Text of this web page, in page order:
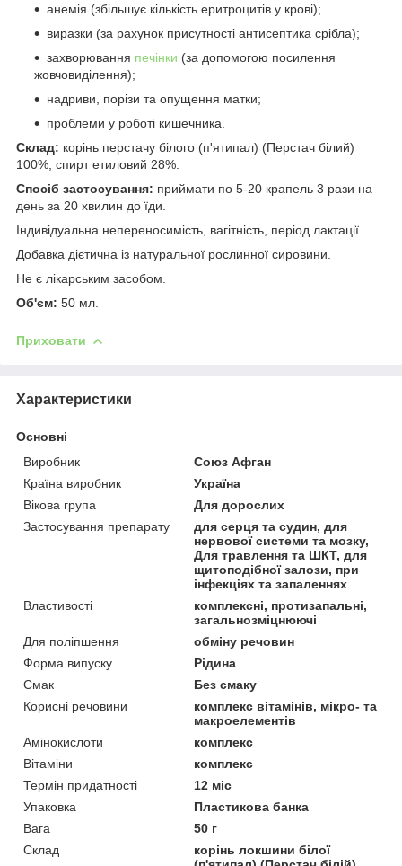
анемія (збільшує кількість еритроцитів у крові);
виразки (за рахунок присутності антисептика срібла);
захворювання печінки (за допомогою посилення
жовчовиділення);
надриви, порізи та опущення матки;
проблеми у роботі кишечника.
Склад: корінь перстачу білого (п'ятипал) (Перстач білий)
100%, спирт етиловий 28%.
Спосіб застосування: приймати по 5-20 крапель 3 рази на
день за 20 хвилин до їди.
Індивідуальна непереносимість, вагітність, період лактації.
Добавка дієтична із натуральної рослинної сировини.
Не є лікарським засобом.
Об'єм: 50 мл.
Приховати
Характеристики
Основні
Виробник
Союз Афган
Країна виробник
Україна
Вікова група
Для дорослих
Застосування препарату
для серця та судин, для
нервової системи та мозку,
Для травлення та ШКТ, для
щитоподібної залози, при
інфекціях та запаленнях
Властивості
комплексні, протизапальні,
загальнозміцнюючі
Для поліпшення
обміну речовин
Форма випуску
Рідина
Смак
Без смаку
Корисні речовини
комплекс вітамінів, мікро- та
макроелементів
Амінокислоти
комплекс
Вітаміни
комплекс
Термін придатності
12 міс
Упаковка
Пластикова банка
Вага
50 г
Склад
корінь локшини білої